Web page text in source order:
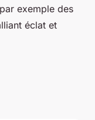
exemple des
éclat et